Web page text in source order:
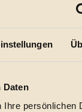
Daten
Ihre persönlichen
bewussten
Ideen, Menschen
Branche